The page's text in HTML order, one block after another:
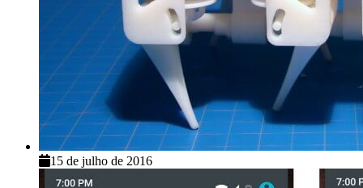
15 de julho de 2016